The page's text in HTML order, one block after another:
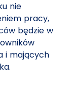
nie
pracy,
będzie w
i mających